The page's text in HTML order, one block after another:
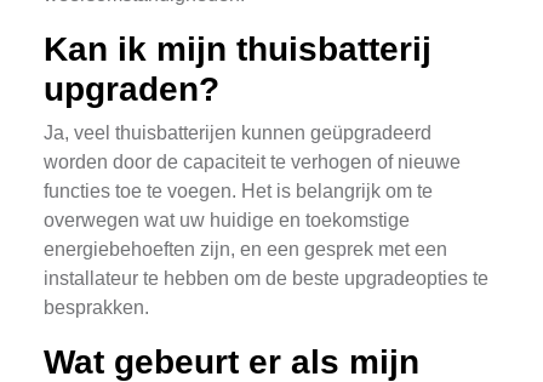
Kan ik mijn thuisbatterij
upgraden?
Ja, veel thuisbatterijen kunnen geüpgradeerd
worden door de capaciteit te verhogen of nieuwe
functies toe te voegen. Het is belangrijk om te
overwegen wat uw huidige en toekomstige
energiebehoeften zijn, en een gesprek met een
installateur te hebben om de beste upgradeopties te
besprakken.
Wat gebeurt er als mijn